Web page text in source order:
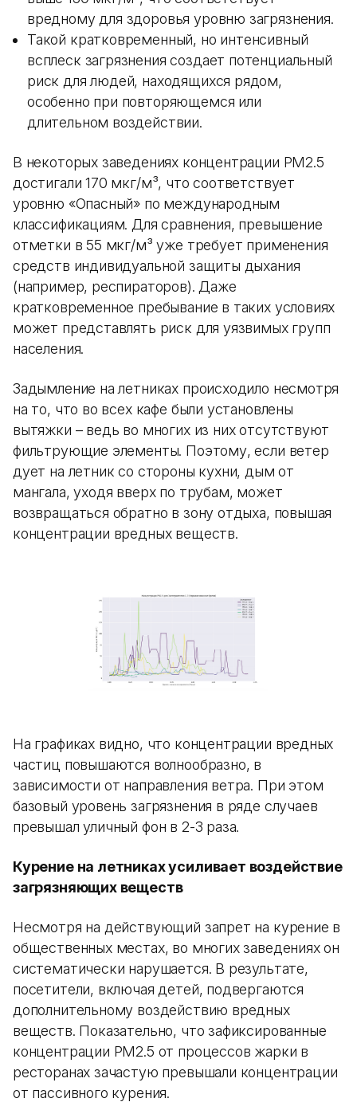
вредному для здоровья уровню загрязнения.
Такой кратковременный, но интенсивный
всплеск загрязнения создает потенциальный
риск для людей, находящихся рядом,
особенно при повторяющемся или
длительном воздействии.
В некоторых заведениях концентрации PM2.5
достигали 170 мкг/м³, что соответствует
уровню «Опасный» по международным
классификациям. Для сравнения, превышение
отметки в 55 мкг/м³ уже требует применения
средств индивидуальной защиты дыхания
(например, респираторов). Даже
кратковременное пребывание в таких условиях
может представлять риск для уязвимых групп
населения.
Задымление на летниках происходило несмотря
на то, что во всех кафе были установлены
вытяжки – ведь во многих из них отсутствуют
фильтрующие элементы. Поэтому, если ветер
дует на летник со стороны кухни, дым от
мангала, уходя вверх по трубам, может
возвращаться обратно в зону отдыха, повышая
концентрации вредных веществ.
На графиках видно, что концентрации вредных
частиц повышаются волнообразно, в
зависимости от направления ветра. При этом
базовый уровень загрязнения в ряде случаев
превышал уличный фон в 2-3 раза.
Курение на летниках усиливает воздействие
загрязняющих веществ
Несмотря на действующий запрет на курение в
общественных местах, во многих заведениях он
систематически нарушается. В результате,
посетители, включая детей, подвергаются
дополнительному воздействию вредных
веществ. Показательно, что зафиксированные
концентрации PM2.5 от процессов жарки в
ресторанах зачастую превышали концентрации
от пассивного курения.